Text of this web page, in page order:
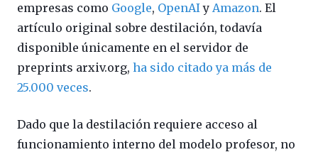
empresas como Google, OpenAIy Amazon. El
artículo original sobre destilación, todavía
disponible únicamente en el servidor de
preprints arxiv.org, ha sido citado ya más de
25.000 veces.
Dado que la destilación requiere acceso al
funcionamiento interno del modelo profesor, no